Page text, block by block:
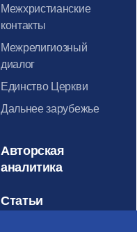
Межхристианские
контакты
Межрелигиозный
диалог
Единство Церкви
Дальнее зарубежье
Авторская
аналитика
Статьи